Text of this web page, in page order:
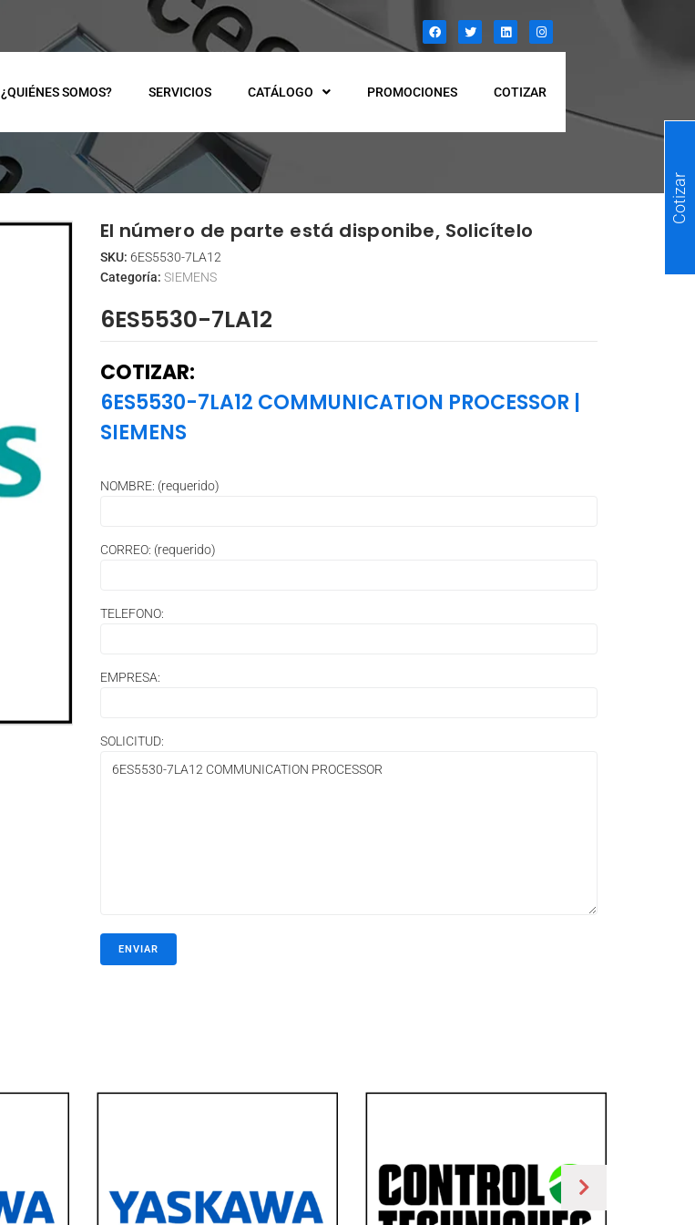
¿QUIÉNES SOMOS? SERVICIOS CATÁLOGO PROMOCIONES COTIZAR
El número de parte está disponibe, Solicítelo
SKU: 6ES5530-7LA12
Categoría: SIEMENS
6ES5530-7LA12
COTIZAR:
6ES5530-7LA12 COMMUNICATION PROCESSOR |
SIEMENS
NOMBRE: (requerido)
CORREO: (requerido)
TELEFONO:
EMPRESA:
SOLICITUD:
Cotizar